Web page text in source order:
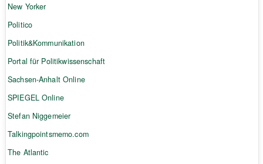
New Yorker
Politico
Politik&Kommunikation
Portal für Politikwissenschaft
Sachsen-Anhalt Online
SPIEGEL Online
Stefan Niggemeier
Talkingpointsmemo.com
The Atlantic